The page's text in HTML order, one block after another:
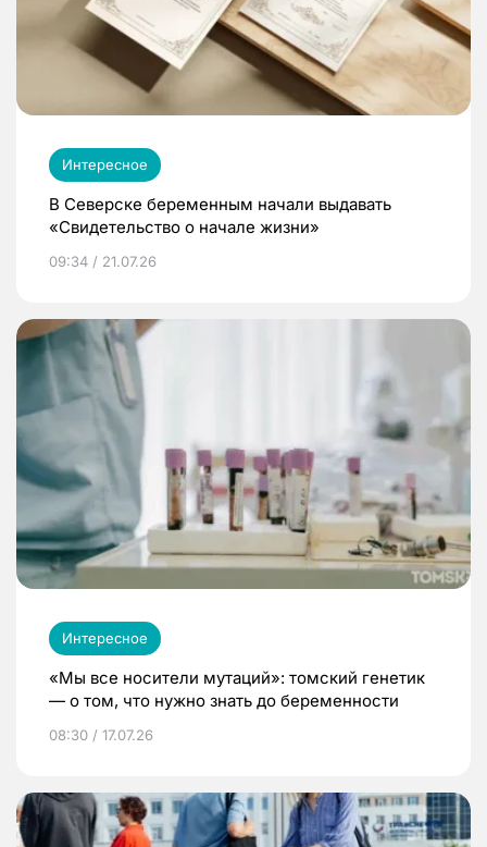
Интересное
В Северске беременным начали выдавать
«Свидетельство о начале жизни»
09:34 / 21.07.26
Интересное
«Мы все носители мутаций»: томский генетик
— о том, что нужно знать до беременности
08:30 / 17.07.26